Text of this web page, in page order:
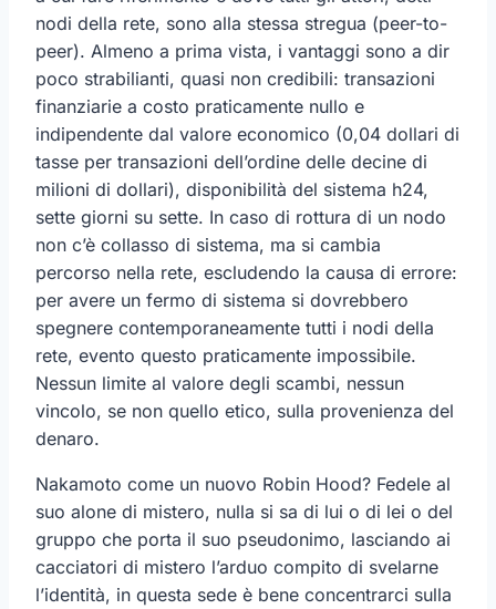
nodi della rete, sono alla stessa stregua (peer-to-
peer). Almeno a prima vista, i vantaggi sono a dir
poco strabilianti, quasi non credibili: transazioni
finanziarie a costo praticamente nullo e
indipendente dal valore economico (0,04 dollari di
tasse per transazioni dell’ordine delle decine di
milioni di dollari), disponibilità del sistema h24,
sette giorni su sette. In caso di rottura di un nodo
non c’è collasso di sistema, ma si cambia
percorso nella rete, escludendo la causa di errore:
per avere un fermo di sistema si dovrebbero
spegnere contemporaneamente tutti i nodi della
rete, evento questo praticamente impossibile.
Nessun limite al valore degli scambi, nessun
vincolo, se non quello etico, sulla provenienza del
denaro.
Nakamoto come un nuovo Robin Hood? Fedele al
suo alone di mistero, nulla si sa di lui o di lei o del
gruppo che porta il suo pseudonimo, lasciando ai
cacciatori di mistero l’arduo compito di svelarne
l’identità, in questa sede è bene concentrarci sulla